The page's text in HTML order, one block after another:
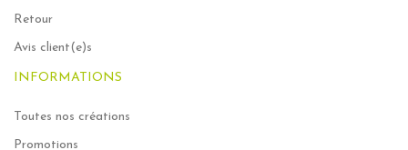
Retour
Avis client(e)s
INFORMATIONS
Toutes nos créations
Promotions